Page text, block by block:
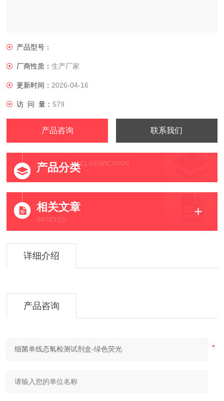
产品型号：
厂商性质：生产厂家
更新时间： 2026-04-16
访 问 量： 579
产品咨询 联系我们
产品分类CLASSIFICATION
相关文章
ARTICLES
详细介绍
产品咨询